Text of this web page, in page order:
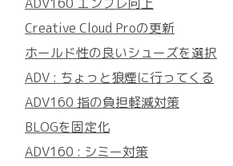
Creative Cloud Proの更新
ホールド性の良いシューズを選択
ADV : ちょっと狼煙に行ってくる
ADV160 指の負担軽減対策
BLOGを固定化
ADV160 : シミー対策